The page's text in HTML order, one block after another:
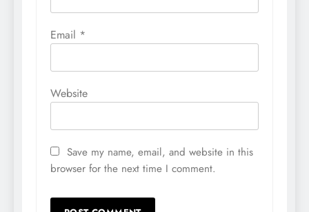
Email *
Website
Save my name, email, and website in this
browser for the next time I comment.